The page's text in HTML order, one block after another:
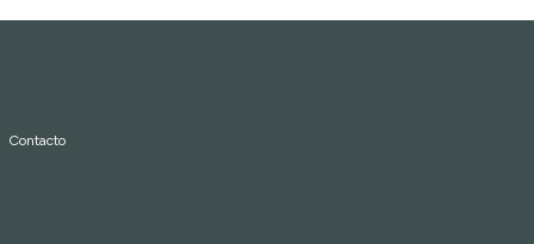
Contacto